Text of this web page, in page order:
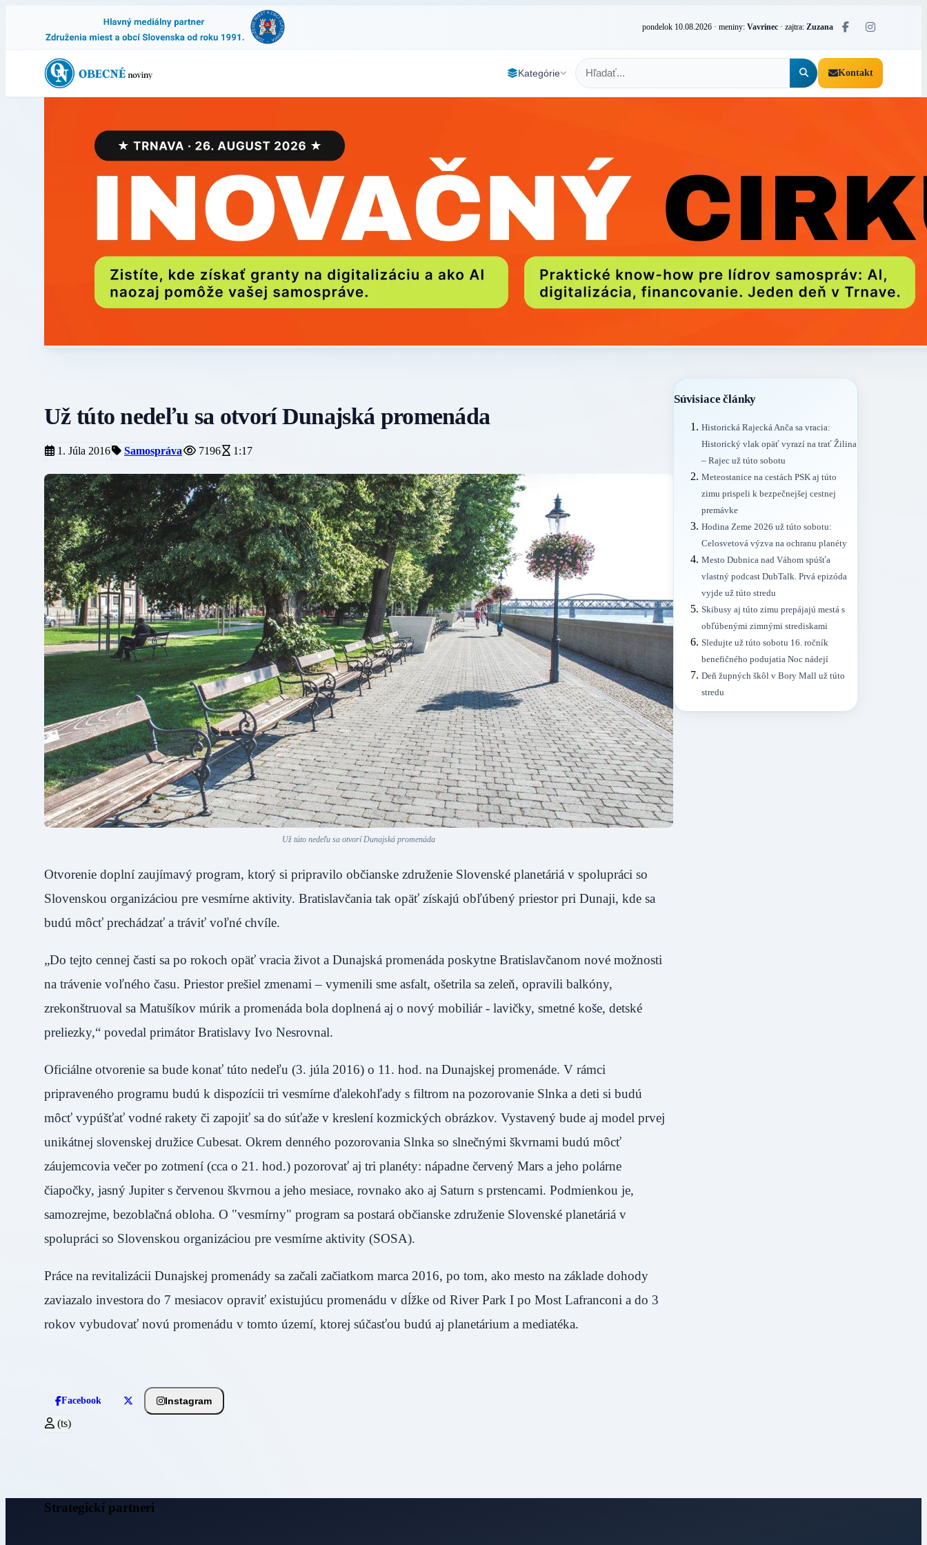
pondelok 10.08.2026 · meniny: Vavrinec · zajtra: Zuzana
Kategórie Kontakt
Už túto nedeľu sa otvorí Dunajská promenáda
1. Júla 2016 Samospráva 7196 1:17
Už túto nedeľu sa otvorí Dunajská promenáda
Otvorenie doplní zaujímavý program, ktorý si pripravilo občianske združenie Slovenské planetáriá v spolupráci so
Slovenskou organizáciou pre vesmírne aktivity. Bratislavčania tak opäť získajú obľúbený priestor pri Dunaji, kde sa
budú môcť prechádzať a tráviť voľné chvíle.
„Do tejto cennej časti sa po rokoch opäť vracia život a Dunajská promenáda poskytne Bratislavčanom nové možnosti
na trávenie voľného času. Priestor prešiel zmenami – vymenili sme asfalt, ošetrila sa zeleň, opravili balkóny,
zrekonštruoval sa Matušíkov múrik a promenáda bola doplnená aj o nový mobiliár - lavičky, smetné koše, detské
preliezky,“ povedal primátor Bratislavy Ivo Nesrovnal.
Oficiálne otvorenie sa bude konať túto nedeľu (3. júla 2016) o 11. hod. na Dunajskej promenáde. V rámci
pripraveného programu budú k dispozícii tri vesmírne ďalekohľady s filtrom na pozorovanie Slnka a deti si budú
môcť vypúšťať vodné rakety či zapojiť sa do súťaže v kreslení kozmických obrázkov. Vystavený bude aj model prvej
unikátnej slovenskej družice Cubesat. Okrem denného pozorovania Slnka so slnečnými škvrnami budú môcť
záujemcovia večer po zotmení (cca o 21. hod.) pozorovať aj tri planéty: nápadne červený Mars a jeho polárne
čiapočky, jasný Jupiter s červenou škvrnou a jeho mesiace, rovnako ako aj Saturn s prstencami. Podmienkou je,
samozrejme, bezoblačná obloha. O "vesmírny" program sa postará občianske združenie Slovenské planetáriá v
spolupráci so Slovenskou organizáciou pre vesmírne aktivity (SOSA).
Práce na revitalizácii Dunajskej promenády sa začali začiatkom marca 2016, po tom, ako mesto na základe dohody
zaviazalo investora do 7 mesiacov opraviť existujúcu promenádu v dĺžke od River Park I po Most Lafranconi a do 3
rokov vybudovať novú promenádu v tomto území, ktorej súčasťou budú aj planetárium a mediatéka.
Facebook Instagram
(ts)
Súvisiace články
Historická Rajecká Anča sa vracia:
Historický vlak opäť vyrazí na trať Žilina
– Rajec už túto sobotu
Meteostanice na cestách PSK aj túto
zimu prispeli k bezpečnejšej cestnej
premávke
Hodina Zeme 2026 už túto sobotu:
Celosvetová výzva na ochranu planéty
Mesto Dubnica nad Váhom spúšťa
vlastný podcast DubTalk. Prvá epizóda
vyjde už túto stredu
Skibusy aj túto zimu prepájajú mestá s
obľúbenými zimnými strediskami
Sledujte už túto sobotu 16. ročník
benefičného podujatia Noc nádejí
Deň župných škôl v Bory Mall už túto
stredu
Strategickí partneri